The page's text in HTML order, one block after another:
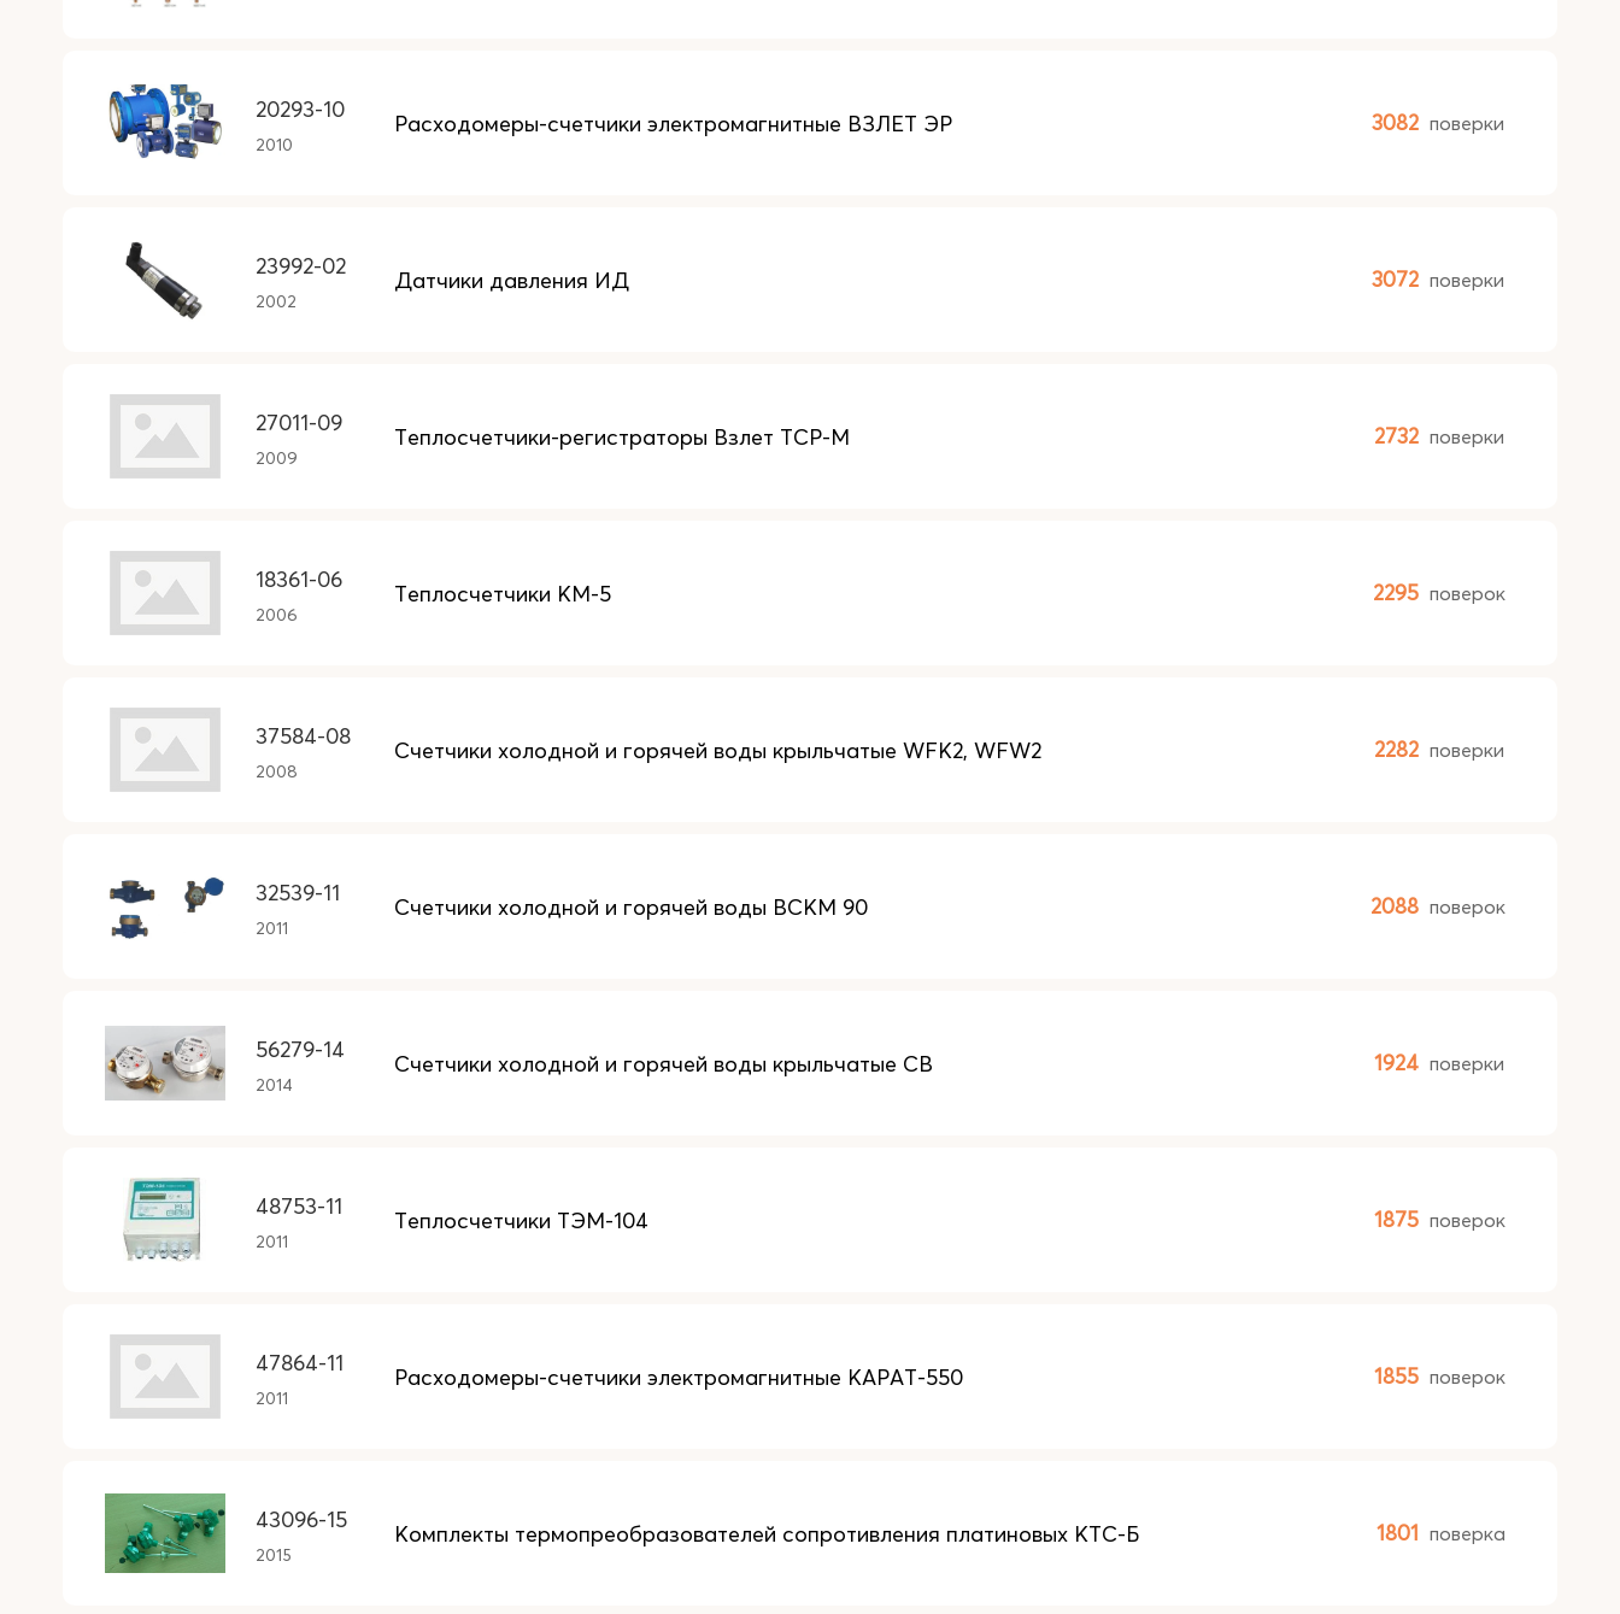
20293-10
2010
Расходомеры-счетчики электромагнитные ВЗЛЕТ ЭР 3082 поверки
23992-02
2002
Датчики давления ИД 3072 поверки
27011-09
2009
Теплосчетчики-регистраторы Взлет ТСР-М 2732 поверки
18361-06
2006
Теплосчетчики КМ-5 2295 поверок
37584-08
2008
Счетчики холодной и горячей воды крыльчатые WFK2, WFW2 2282 поверки
32539-11
2011
Счетчики холодной и горячей воды ВСКМ 90 2088 поверок
56279-14
2014
Счетчики холодной и горячей воды крыльчатые СВ 1924 поверки
48753-11
2011
Теплосчетчики ТЭМ-104 1875 поверок
47864-11
2011
Расходомеры-счетчики электромагнитные КАРАТ-550 1855 поверок
43096-15
2015
Комплекты термопреобразователей сопротивления платиновых КТС-Б 1801 поверка